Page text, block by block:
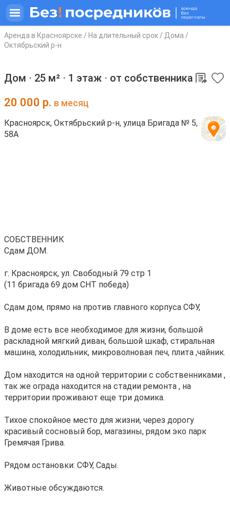
Аренда в Красноярске / На длительный срок / Дома /
Октябрьский р-н
Дом ⋅ 25 м² ⋅ 1 этаж ⋅ от собственника
20 000 р. в месяц
Красноярск, Октябрьский р-н, улица Бригада № 5,
58А
СОБСТВЕННИК
Сдам ДОМ.
г. Красноярск, ул. Свободный 79 стр 1
(11 бригада 69 дом СНТ победа)
Сдам дом, прямо на против главного корпуса СФУ,
В доме есть все необходимое для жизни, большой
раскладной мягкий диван, большой шкаф, стиральная
машина, холодильник, микроволновая печ, плита ,чайник.
Дом находится на одной территории с собственниками ,
так же ограда находится на стадии ремонта , на
территории проживают еще три домика.
Тихое спокойное место для жизни, через дорогу
красивый сосновый бор, магазины, рядом эко парк
Гремячая Грива.
Рядом остановки: СФУ, Сады.
Животные обсуждаются.